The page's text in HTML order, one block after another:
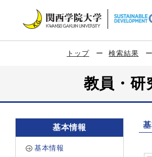
トップ 検索結果
教員・
基本情報
基本情報